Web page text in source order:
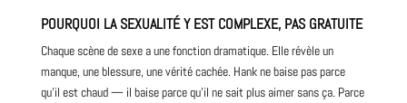
POURQUOI LA SEXUALITÉ Y EST COMPLEXE, PAS GRATUITE
Chaque scène de sexe a une fonction dramatique. Elle révèle un
manque, une blessure, une vérité cachée. Hank ne baise pas parce
qu’il est chaud — il baise parce qu’il ne sait plus aimer sans ça. Parce